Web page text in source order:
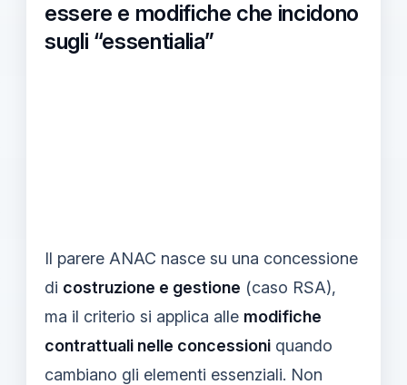
essere e modifiche che incidono
sugli “essentialia”
Il parere ANAC nasce su una concessione
di costruzione e gestione (caso RSA),
ma il criterio si applica alle modifiche
contrattuali nelle concessioni quando
cambiano gli elementi essenziali. Non